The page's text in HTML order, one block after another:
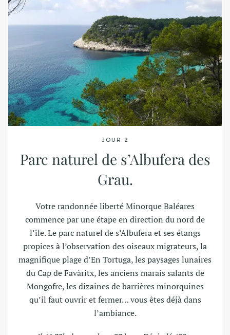
JOUR 2
Parc naturel de s’Albufera des
Grau.
Votre randonnée liberté Minorque Baléares
commence par une étape en direction du nord de
l’île. Le parc naturel de s’Albufera et ses étangs
propices à l’observation des oiseaux migrateurs, la
magnifique plage d’En Tortuga, les paysages lunaires
du Cap de Favàritx, les anciens marais salants de
Mongofre, les dizaines de barrières minorquines
qu’il faut ouvrir et fermer… vous êtes déjà dans
l’ambiance.